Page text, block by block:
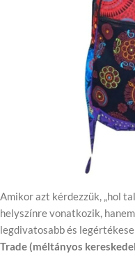
Amikor azt kérdezzük, „hol
helyszínre vonatkozik,
legdivatosabb és
Trade (méltányos